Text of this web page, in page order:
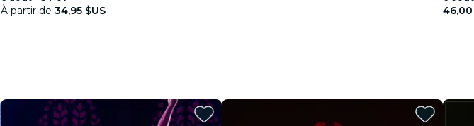
À partir de 34,95 $US
46,00